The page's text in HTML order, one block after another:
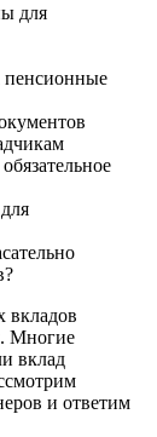
для
пенсионные
вкладов
Многие
вклад
и ответим